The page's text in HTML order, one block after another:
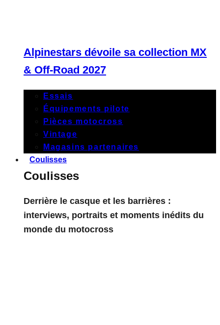
Alpinestars dévoile sa collection MX
& Off-Road 2027
Essais
Équipements pilote
Pièces motocross
Vintage
Magasins partenaires
Coulisses
Coulisses
Derrière le casque et les barrières :
interviews, portraits et moments inédits du
monde du motocross